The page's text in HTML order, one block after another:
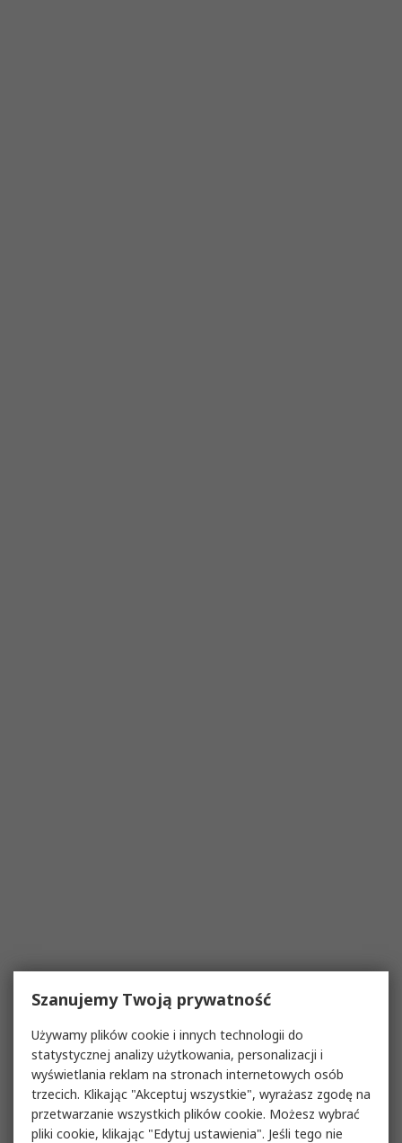
Szanujemy Twoją prywatność
Używamy plików cookie i innych technologii do
statystycznej analizy użytkowania, personalizacji i
wyświetlania reklam na stronach internetowych osób
trzecich. Klikając "Akceptuj wszystkie", wyrażasz zgodę na
przetwarzanie wszystkich plików cookie. Możesz wybrać
pliki cookie, klikając "Edytuj ustawienia". Jeśli tego nie